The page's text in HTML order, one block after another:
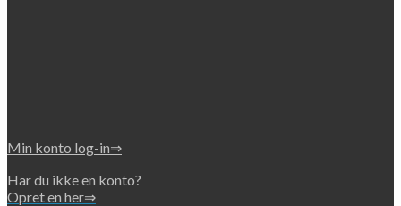
Min konto log-in⇒
Har du ikke en konto?
Opret en her⇒